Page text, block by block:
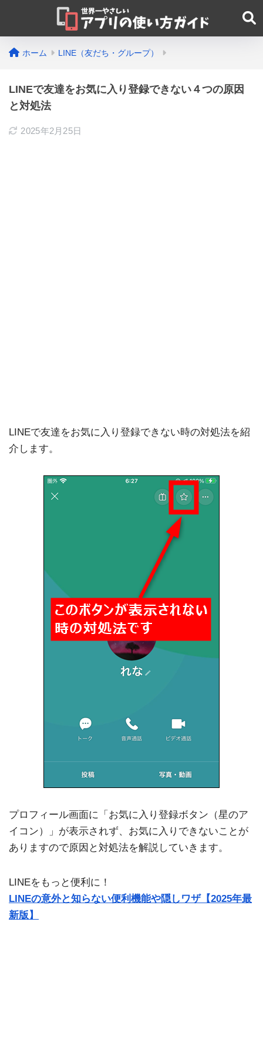
ホーム LINE（友だち・グループ）
LINEで友達をお気に入り登録できない４つの原因
と対処法
2025年2月25日
LINEで友達をお気に入り登録できない時の対処法を紹
介します。
プロフィール画面に「お気に入り登録ボタン（星のア
イコン）」が表示されず、お気に入りできないことが
ありますので原因と対処法を解説していきます。
LINEをもっと便利に！
LINEの意外と知らない便利機能や隠しワザ【2025年最
新版】